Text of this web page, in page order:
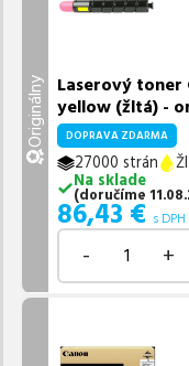
Originálny Laserový toner
yellow (žltá) -
DOPRAVA ZDARMA
27000 strán
Na sklade
(doručíme
86,43 € s DPH
- +